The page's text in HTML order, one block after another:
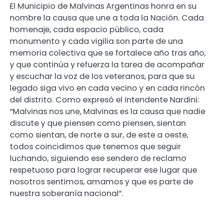
El Municipio de Malvinas Argentinas honra en su
nombre la causa que une a toda la Nación. Cada
homenaje, cada espacio público, cada
monumento y cada vigilia son parte de una
memoria colectiva que se fortalece año tras año,
y que continúa y refuerza la tarea de acompañar
y escuchar la voz de los veteranos, para que su
legado siga vivo en cada vecino y en cada rincón
del distrito. Como expresó el intendente Nardini:
“Malvinas nos une, Malvinas es la causa que nadie
discute y que piensen como piensen, sientan
como sientan, de norte a sur, de este a oeste,
todos coincidimos que tenemos que seguir
luchando, siguiendo ese sendero de reclamo
respetuoso para lograr recuperar ese lugar que
nosotros sentimos, amamos y que es parte de
nuestra soberanía nacional”.